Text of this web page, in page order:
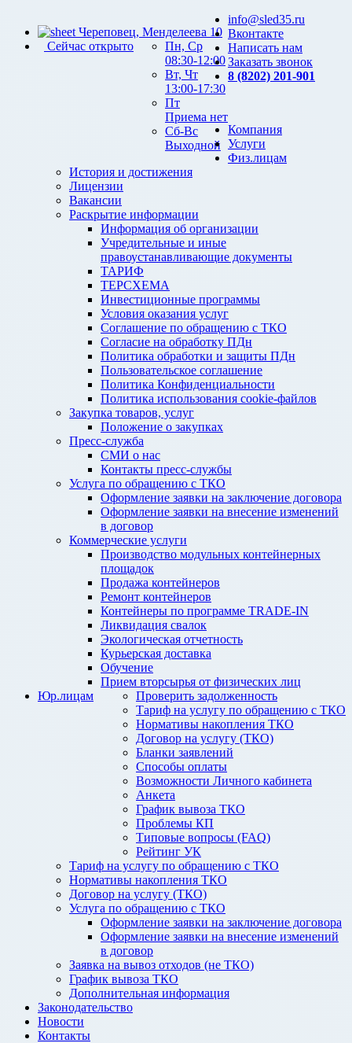
Череповец, Менделеева 10
Сейчас открыто
Пн, Ср
08:30-12:00
Вт, Чт
13:00-17:30
Пт
Приема нет
Сб-Вс
Выходной
info@sled35.ru
Вконтакте
Написать нам
Заказать звонок
8 (8202) 201-901
Компания
История и достижения
Лицензии
Вакансии
Раскрытие информации
Информация об организации
Учредительные и иные
правоустанавливающие документы
ТАРИФ
ТЕРСХЕМА
Инвестиционные программы
Условия оказания услуг
Соглашение по обращению с ТКО
Согласие на обработку ПДн
Политика обработки и защиты ПДн
Пользовательское соглашение
Политика Конфиденциальности
Политика использования cookie-файлов
Закупка товаров, услуг
Положение о закупках
Пресс-служба
СМИ о нас
Контакты пресс-службы
Услуги
Услуга по обращению с ТКО
Оформление заявки на заключение договора
Оформление заявки на внесение изменений
в договор
Коммерческие услуги
Производство модульных контейнерных
площадок
Продажа контейнеров
Ремонт контейнеров
Контейнеры по программе TRADE-IN
Ликвидация свалок
Экологическая отчетность
Курьерская доставка
Обучение
Прием вторсырья от физических лиц
Физ.лицам
Проверить задолженность
Тариф на услугу по обращению с ТКО
Нормативы накопления ТКО
Договор на услугу (ТКО)
Бланки заявлений
Способы оплаты
Возможности Личного кабинета
Анкета
График вывоза ТКО
Проблемы КП
Типовые вопросы (FAQ)
Рейтинг УК
Юр.лицам
Тариф на услугу по обращению с ТКО
Нормативы накопления ТКО
Договор на услугу (ТКО)
Услуга по обращению с ТКО
Оформление заявки на заключение договора
Оформление заявки на внесение изменений
в договор
Заявка на вывоз отходов (не ТКО)
График вывоза ТКО
Дополнительная информация
Законодательство
Новости
Контакты